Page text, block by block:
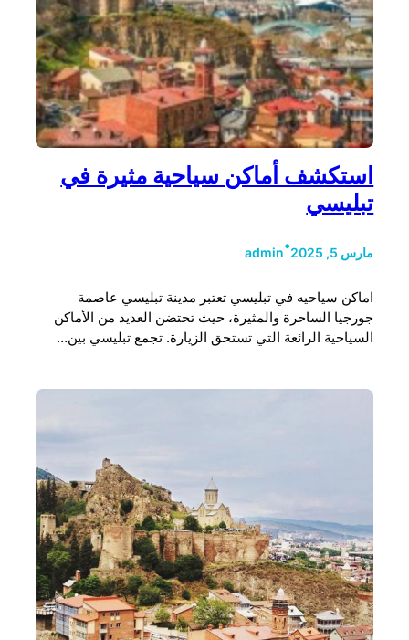
استكشف أماكن سياحية مثيرة في
تبليسي
مارس 5, 2025 •
admin
اماكن سياحيه في تبليسي تعتبر مدينة تبليسي عاصمة
جورجيا الساحرة والمثيرة، حيث تحتضن العديد من الأماكن
السياحية الرائعة التي تستحق الزيارة. تجمع تبليسي بين…